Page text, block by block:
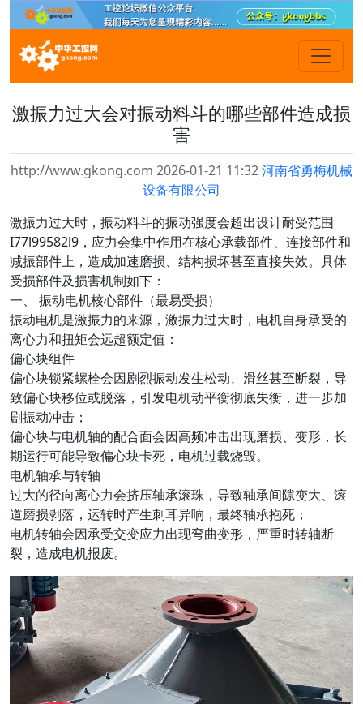
激振力过大会对振动料斗的哪些部件造成损
害
http://www.gkong.com 2026-01-21 11:32河南省勇梅机械
设备有限公司
激振力过大时，振动料斗的振动强度会超出设计耐受范围
I77l99582l9 ，应力会集中作用在核心承载部件、连接部件和
减振部件上，造成加速磨损、结构损坏甚至直接失效。具体
受损部件及损害机制如下：
一、 振动电机核心部件（最易受损）
振动电机是激振力的来源，激振力过大时，电机自身承受的
离心力和扭矩会远超额定值：
偏心块组件
偏心块锁紧螺栓会因剧烈振动发生松动、滑丝甚至断裂，导
致偏心块移位或脱落，引发电机动平衡彻底失衡，进一步加
剧振动冲击；
偏心块与电机轴的配合面会因高频冲击出现磨损、变形，长
期运行可能导致偏心块卡死，电机过载烧毁。
电机轴承与转轴
过大的径向离心力会挤压轴承滚珠，导致轴承间隙变大、滚
道磨损剥落，运转时产生刺耳异响，最终轴承抱死；
电机转轴会因承受交变应力出现弯曲变形，严重时转轴断
裂，造成电机报废。